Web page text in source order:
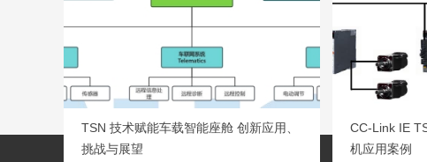
TSN 技术赋能车载智能座舱 创新应用、
挑战与展望
CC-Link IE
机应用案例